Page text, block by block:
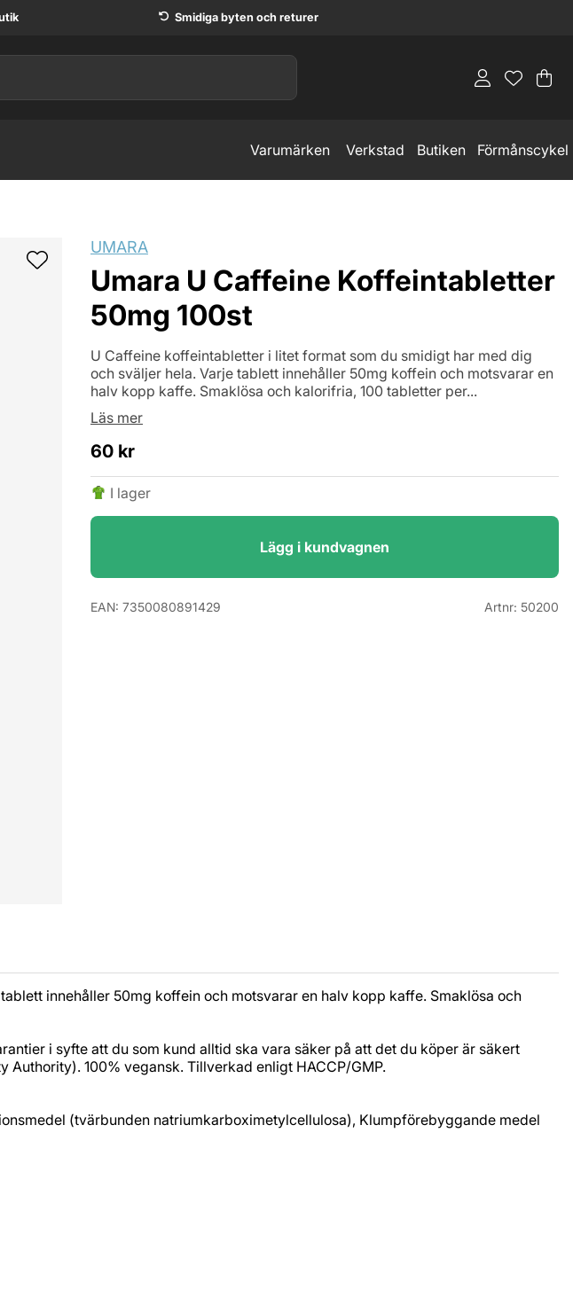
Smidiga byten och returer
.
Varumärken Verkstad Butiken Förmånscykel
UMARA
Umara U Caffeine Koffeintabletter
50mg 100st
U Caffeine koffeintabletter i litet format som du smidigt har med dig
och sväljer hela. Varje tablett innehåller 50mg koffein och motsvarar en
halv kopp kaffe. Smaklösa och kalorifria, 100 tabletter per...
Läs mer
60 kr
I lager
Lägg i kundvagnen
EAN: 7350080891429 Artnr: 50200
innehåller 50mg koffein och motsvarar en halv kopp kaffe. Smaklösa och
i syfte att du som kund alltid ska vara säker på att det du köper är säkert
Authority). 100% vegansk. Tillverkad enligt HACCP/GMP.
(tvärbunden natriumkarboximetylcellulosa), Klumpförebyggande medel